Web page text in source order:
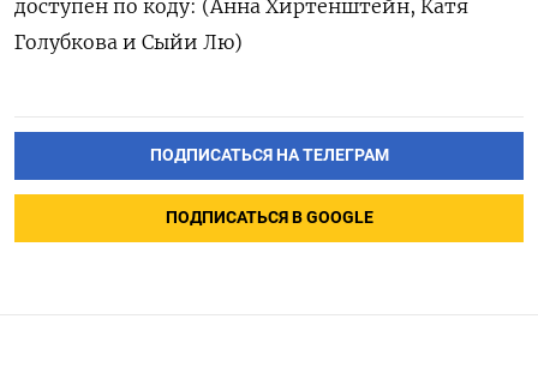
доступен по коду: (Анна Хиртенштейн, Катя
Голубкова и Сыйи Лю)
ПОДПИСАТЬСЯ НА ТЕЛЕГРАМ
ПОДПИСАТЬСЯ В GOOGLE